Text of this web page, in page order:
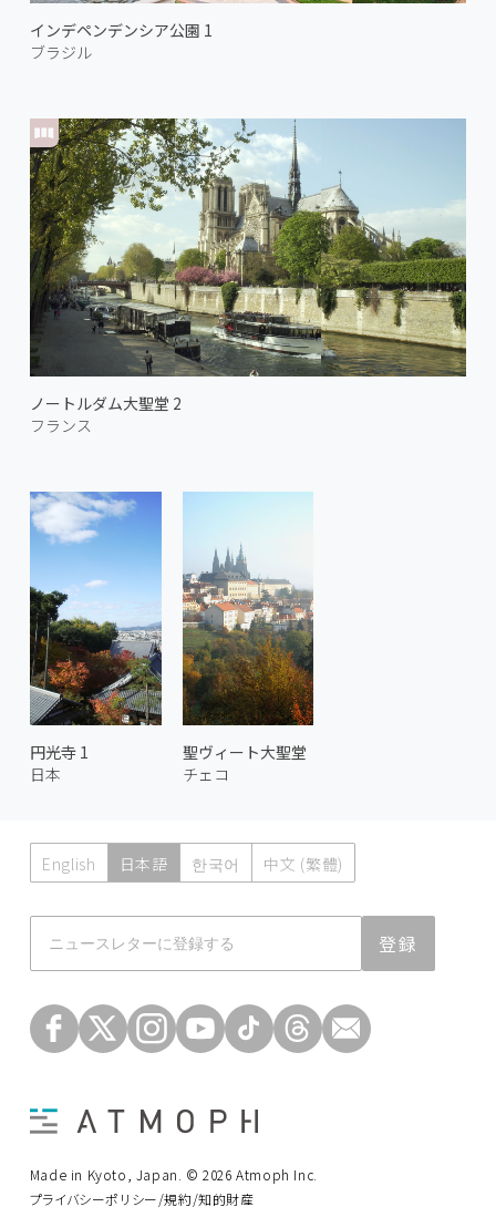
インデペンデンシア公園 1
ブラジル
ノートルダム大聖堂 2
フランス
円光寺 1
日本
聖ヴィート大聖堂
チェコ
English 日本語 한국어 中文 (繁體)
登録
Made in Kyoto, Japan. © 2026 Atmoph Inc.
プライバシーポリシー/規約/知的財産